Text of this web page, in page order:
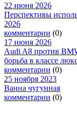
22 июня 2026
Перспективы
2026
комментарии (0)
17 июня 2026
Audi A8 против
борьба в классе
комментарии (0)
25 ноября 2023
Ванна чугунная
комментарии (0)